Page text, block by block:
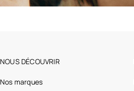
NOUS DÉCOUVRIR
Nos marques